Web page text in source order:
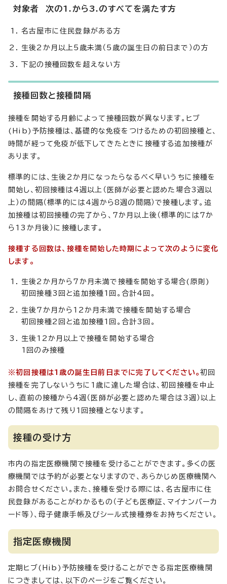
対象者 次の1.から3.のすべてを満たす方
名古屋市に住民登録がある方
生後2か月以上5歳未満（5歳の誕生日の前日まで）の方
下記の接種回数を超えない方
接種回数と接種間隔
接種を開始する月齢によって接種回数が異なります。ヒブ
(Hib)予防接種は、基礎的な免疫をつけるための初回接種と、
時間が経って免疫が低下してきたときに接種する追加接種が
あります。
標準的には、生後2か月になったらなるべく早いうちに接種を
開始し、初回接種は4週以上（医師が必要と認めた場合3週以
上）の間隔（標準的には4週から8週の間隔）で接種します。追
加接種は初回接種の完了から、7か月以上後（標準的には7か
ら13か月後）に接種します。
接種する回数は、接種を開始した時期によって次のように変化
します。
生後2か月から7か月未満で接種を開始する場合(原則)
初回接種3回と追加接種1回。合計4回。
生後7か月から12か月未満で接種を開始する場合
初回接種2回と追加接種1回。合計3回。
生後12か月以上で接種を開始する場合
1回のみ接種
※初回接種は1歳の誕生日前日までに完了してください。初回
接種を完了しないうちに1歳に達した場合は、初回接種を中止
し、直前の接種から4週（医師が必要と認めた場合は3週）以上
の間隔をあけて残り1回接種となります。
接種の受け方
市内の指定医療機関で接種を受けることができます。多くの医
療機関では予約が必要となりますので、あらかじめ医療機関へ
お問合せください。また、接種を受ける際には、名古屋市に住
民登録があることがわかるもの（子ども医療証、マイナンバーカ
ード等）、母子健康手帳及びシール式接種券をお持ちください。
指定医療機関
定期ヒブ(Hib)予防接種を受けることができる指定医療機関
につきましては、以下のページをご覧ください。